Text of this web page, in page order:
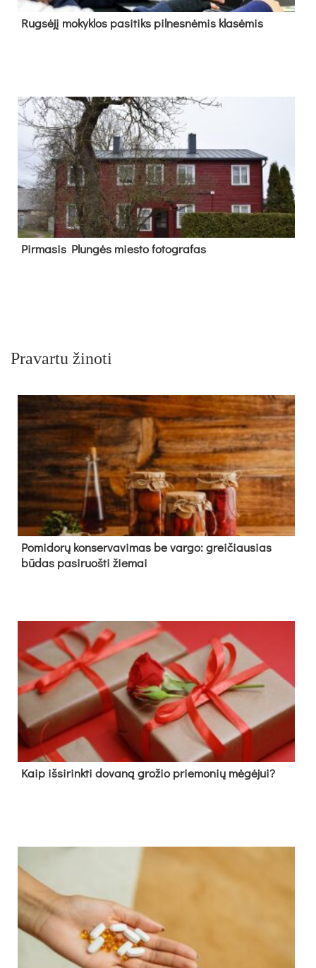
Rug­sė­jį mo­kyk­los pa­si­tiks pil­nes­nė­mis kla­sė­mis
Pir­ma­sis Plun­gės mies­to fo­tog­ra­fas
Pravartu žinoti
Pomidorų konservavimas be vargo: greičiausias
būdas pasiruošti žiemai
Kaip išsirinkti dovaną grožio priemonių mėgėjui?